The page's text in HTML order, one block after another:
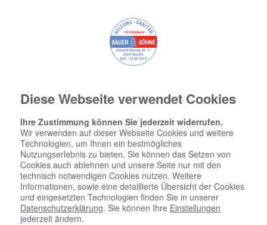
Diese Webseite verwendet Cookies
Ihre Zustimmung können Sie jederzeit widerrufen.
Wir verwenden auf dieser Webseite Cookies und weitere
Technologien, um Ihnen ein bestmögliches
Nutzungserlebnis zu bieten. Sie können das Setzen von
Cookies auch ablehnen und unsere Seite nur mit den
technisch notwendigen Cookies nutzen. Weitere
Informationen, sowie eine detaillierte Übersicht der Cookies
und eingesetzten Technologien finden Sie in unserer
Datenschutzerklärung. Sie können Ihre Einstellungen
jederzeit ändern.